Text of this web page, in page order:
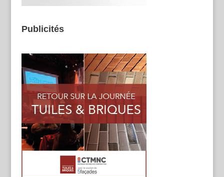
Publicités